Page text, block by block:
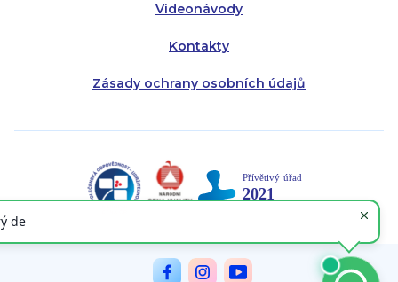
Videonávody
Kontakty
Zásady ochrany osobních údajů